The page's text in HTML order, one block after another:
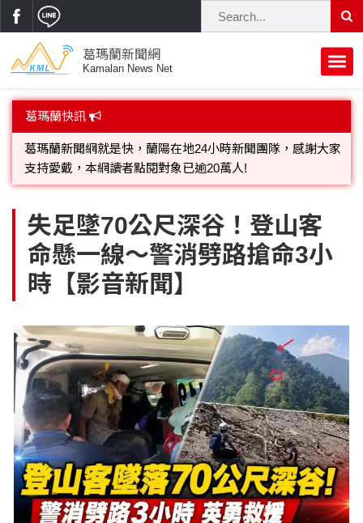
葛瑪蘭新聞網
Kamalan News Net
首頁
蘭陽大代誌
府會議題
街坊大小事
交通警消
地方大小事
校園動態
原住民動態
軍事新聞
立法院
黨政新聞
府院動態
選舉新聞
總統大選
立委選舉
縣市長選舉
議員民代選舉
鄉鎮長村里長選舉
五合一選舉
溫馨關懷
親子活動
公益行善
溫馨關懷
藝文走廊
民俗薪傳
藝文展覽
專題講座
話說文史
水色流光映城東～名家齊聚展藝風
時尚你我他
休閒旅遊
時尚行業
美食料理
景點介紹
醫療養生
醫藥新訊
衞生保健
【博愛醫療公益服務隊】專欄
產業科技
科技新知
產業招商
求職徵才
我要爆料
網友爆料
檢舉投訴
活動專頁
讀者投稿
葛瑪蘭快訊
歡迎廣告託播，刊頭或新聞欄位:圖片或影音檔可連結指定官
網;詳洽各記者或聯繫：0910-259565洽詢。
支持愛戴，本網讀者點閱對象已逾20萬人!
失足墜70公尺深谷！登山客
命懸一線～警消劈路搶命3小
時【影音新聞】